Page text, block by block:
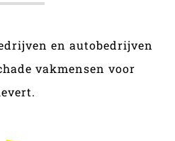
en autobedrijven
vakmensen voor